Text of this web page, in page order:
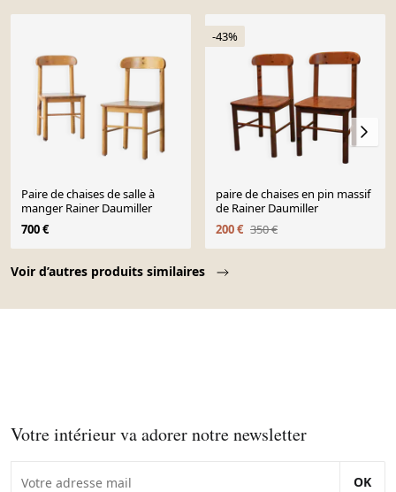
Voir d’autres produits similaires
Paire de chaises de salle à
manger Rainer Daumiller
700 €
-43%
paire de chaises en pin massif
de Rainer Daumiller
200 € 350 €
Votre intérieur va adorer notre newsletter
OK